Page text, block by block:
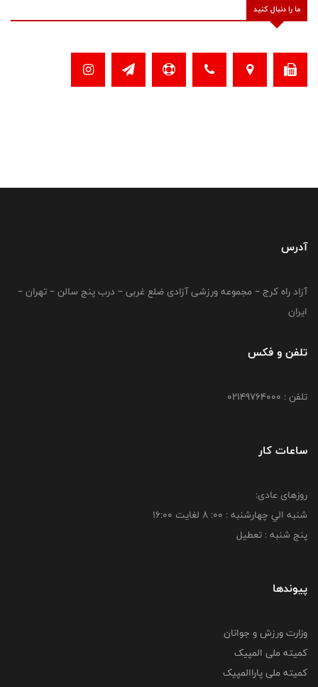
ما را دنبال کنید
آدرس
آزاد راه کرج – مجموعه ورزشی آزادی ضلع غربی – درب پنج سالن – تهران –
ایران
تلفن و فکس
تلفن : 02149764000
ساعات کار
روزهای عادی:
شنبه الي چهارشنبه : 00: 8 لغايت 16:00
پنج شنبه : تعطیل
پیوندها
وزارت ورزش و جوانان
کمیته ملی المپیک
کمیته ملی پاراالمپیک